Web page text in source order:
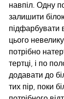
навпіл. Одну
залишити
підфарбувати
цього
потрібно
тертці, і по
додавати до
тих пір, поки